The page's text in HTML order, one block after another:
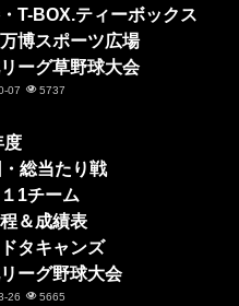
T-BOX.ティーボックス
博スポーツ広場
ーグ草野球大会
07 5737
度
総当たり戦
1チーム
＆成績表
タキャンズ
ーグ野球大会
26 5665